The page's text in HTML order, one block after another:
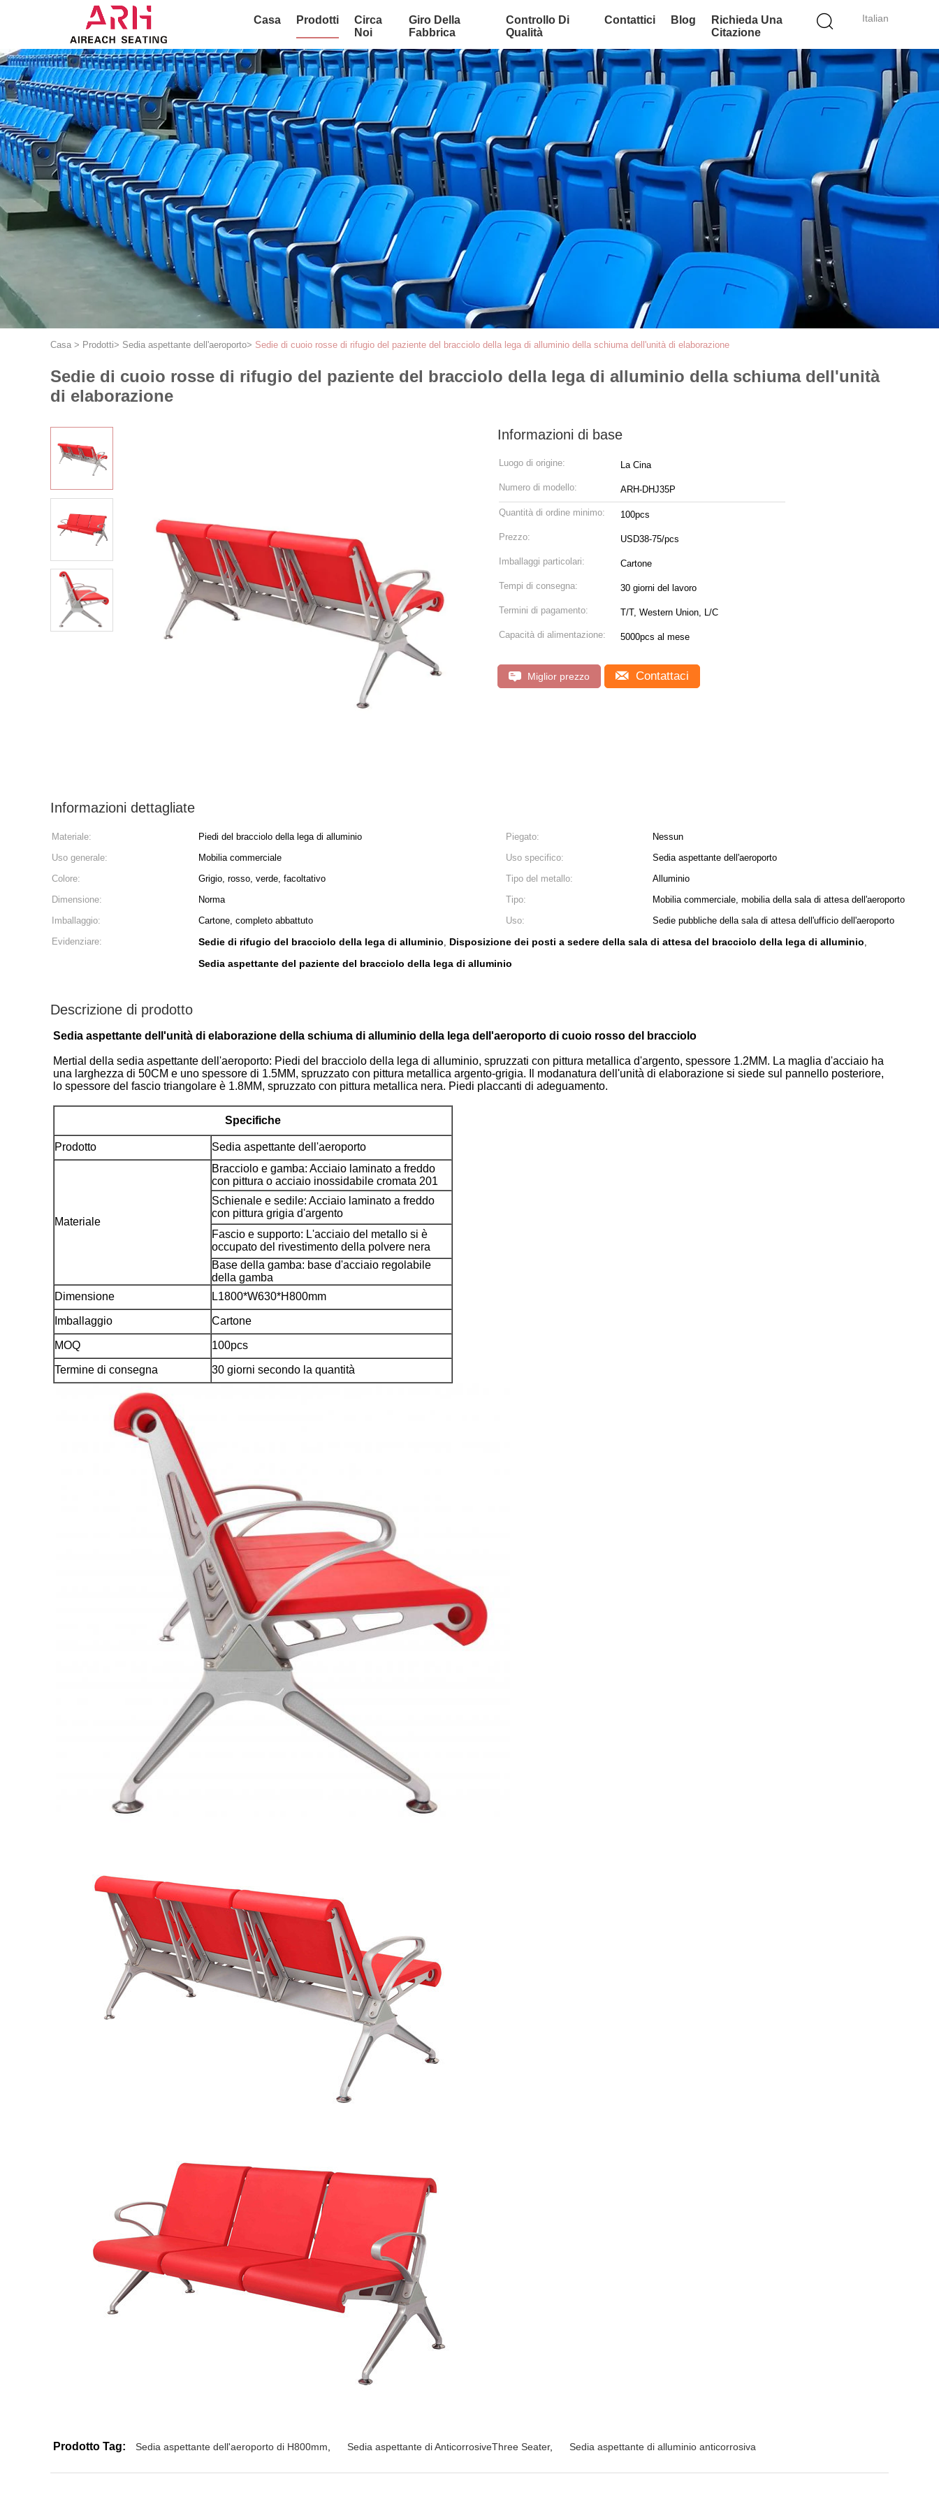
Italian
Casa Prodotti
Circa
Noi
Giro Della
Fabbrica
Controllo Di
Qualità
Contattici Blog
Richieda Una
Citazione
Casa > Prodotti> Sedia aspettante dell'aeroporto> Sedie di cuoio rosse di rifugio del paziente del bracciolo della lega di alluminio della schiuma dell'unità di elaborazione
Sedie di cuoio rosse di rifugio del paziente del bracciolo della lega di alluminio della schiuma dell'unità
di elaborazione
Informazioni di base
Luogo di origine: La Cina
Numero di modello: ARH-DHJ35P
Quantità di ordine minimo: 100pcs
Prezzo: USD38-75/pcs
Imballaggi particolari: Cartone
Tempi di consegna: 30 giorni del lavoro
Termini di pagamento: T/T, Western Union, L/C
Capacità di alimentazione: 5000pcs al mese
Miglior prezzo Contattaci
Informazioni dettagliate
Materiale: Piedi del bracciolo della lega di alluminio Piegato:
Nessun
Uso generale:
Mobilia commerciale Uso specifico:
Sedia aspettante dell'aeroporto
Colore:
Grigio, rosso, verde, facoltativo Tipo del metallo:
Alluminio
Dimensione:
Norma Tipo:
Mobilia commerciale, mobilia della sala di attesa dell'aeroporto
Imballaggio:
Cartone, completo abbattuto Uso:
Sedie pubbliche della sala di attesa dell'ufficio dell'aeroporto
Evidenziare:
Sedie di rifugio del bracciolo della lega di alluminio, Disposizione dei posti a sedere della sala di attesa del bracciolo della lega di alluminio,
Sedia aspettante del paziente del bracciolo della lega di alluminio
Descrizione di prodotto
Sedia aspettante dell'unità di elaborazione della schiuma di alluminio della lega dell'aeroporto di cuoio rosso del bracciolo
Mertial della sedia aspettante dell'aeroporto: Piedi del bracciolo della lega di alluminio, spruzzati con pittura metallica d'argento, spessore 1.2MM. La maglia d'acciaio ha
una larghezza di 50CM e uno spessore di 1.5MM, spruzzato con pittura metallica argento-grigia. Il modanatura dell'unità di elaborazione si siede sul pannello posteriore,
lo spessore del fascio triangolare è 1.8MM, spruzzato con pittura metallica nera. Piedi placcanti di adeguamento.
Specifiche
Prodotto Sedia aspettante dell'aeroporto
Materiale
Bracciolo e gamba: Acciaio laminato a freddo
con pittura o acciaio inossidabile cromata 201
Schienale e sedile: Acciaio laminato a freddo
con pittura grigia d'argento
Fascio e supporto: L'acciaio del metallo si è
occupato del rivestimento della polvere nera
Base della gamba: base d'acciaio regolabile
della gamba
Dimensione
L1800*W630*H800mm
Imballaggio Cartone
MOQ 100pcs
Termine di consegna 30 giorni secondo la quantità
Prodotto Tag: Sedia aspettante dell'aeroporto di H800mm Sedia aspettante di AnticorrosiveThree Seater, Sedia aspettante di alluminio anticorrosiva